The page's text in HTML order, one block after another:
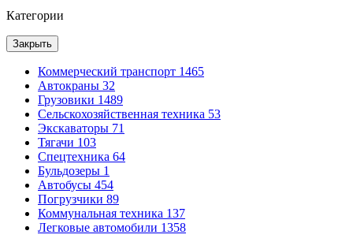
Категории
Закрыть
Коммерческий транспорт 1465
Автокраны 32
Грузовики 1489
Сельскохозяйственная техника 53
Экскаваторы 71
Тягачи 103
Спецтехника 64
Бульдозеры 1
Автобусы 454
Погрузчики 89
Коммунальная техника 137
Легковые автомобили 1358